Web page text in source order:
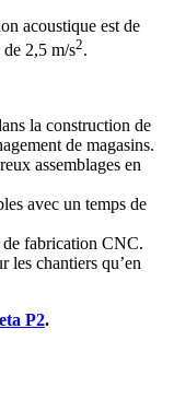
acoustique est de
2,5 m/s2.
la construction de
de magasins.
assemblages en
avec un temps de
de fabrication CNC.
les chantiers qu’en
P2.